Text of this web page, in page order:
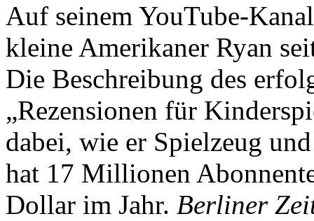
Auf seinem YouTube-
kleine Amerikaner Ryan
Die Beschreibung des
„Rezensionen für
dabei, wie er Spielzeug
hat 17 Millionen
Dollar im Jahr. Berliner